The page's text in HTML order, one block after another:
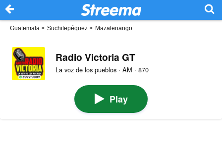
Guatemala > Suchitepéquez > Mazatenango
Radio Victoria GT
La voz de los pueblos · AM · 870
Play